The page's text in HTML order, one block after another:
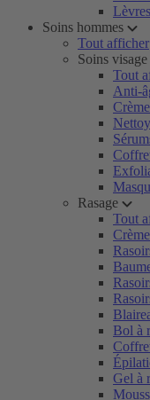
Lèvres
Soins hommes
Tout afficher
Soins visage
Tout
Anti-
Rasage
Tout
Bol à
Gel à